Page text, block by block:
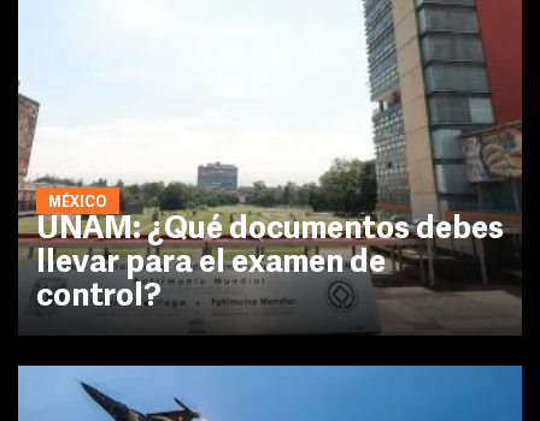
MÉXICO
UNAM: ¿Qué documentos debes
llevar para el examen de
control?